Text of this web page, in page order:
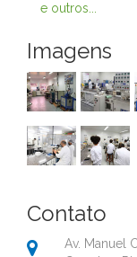
e outros...
Imagens
Contato
Av. Manuel